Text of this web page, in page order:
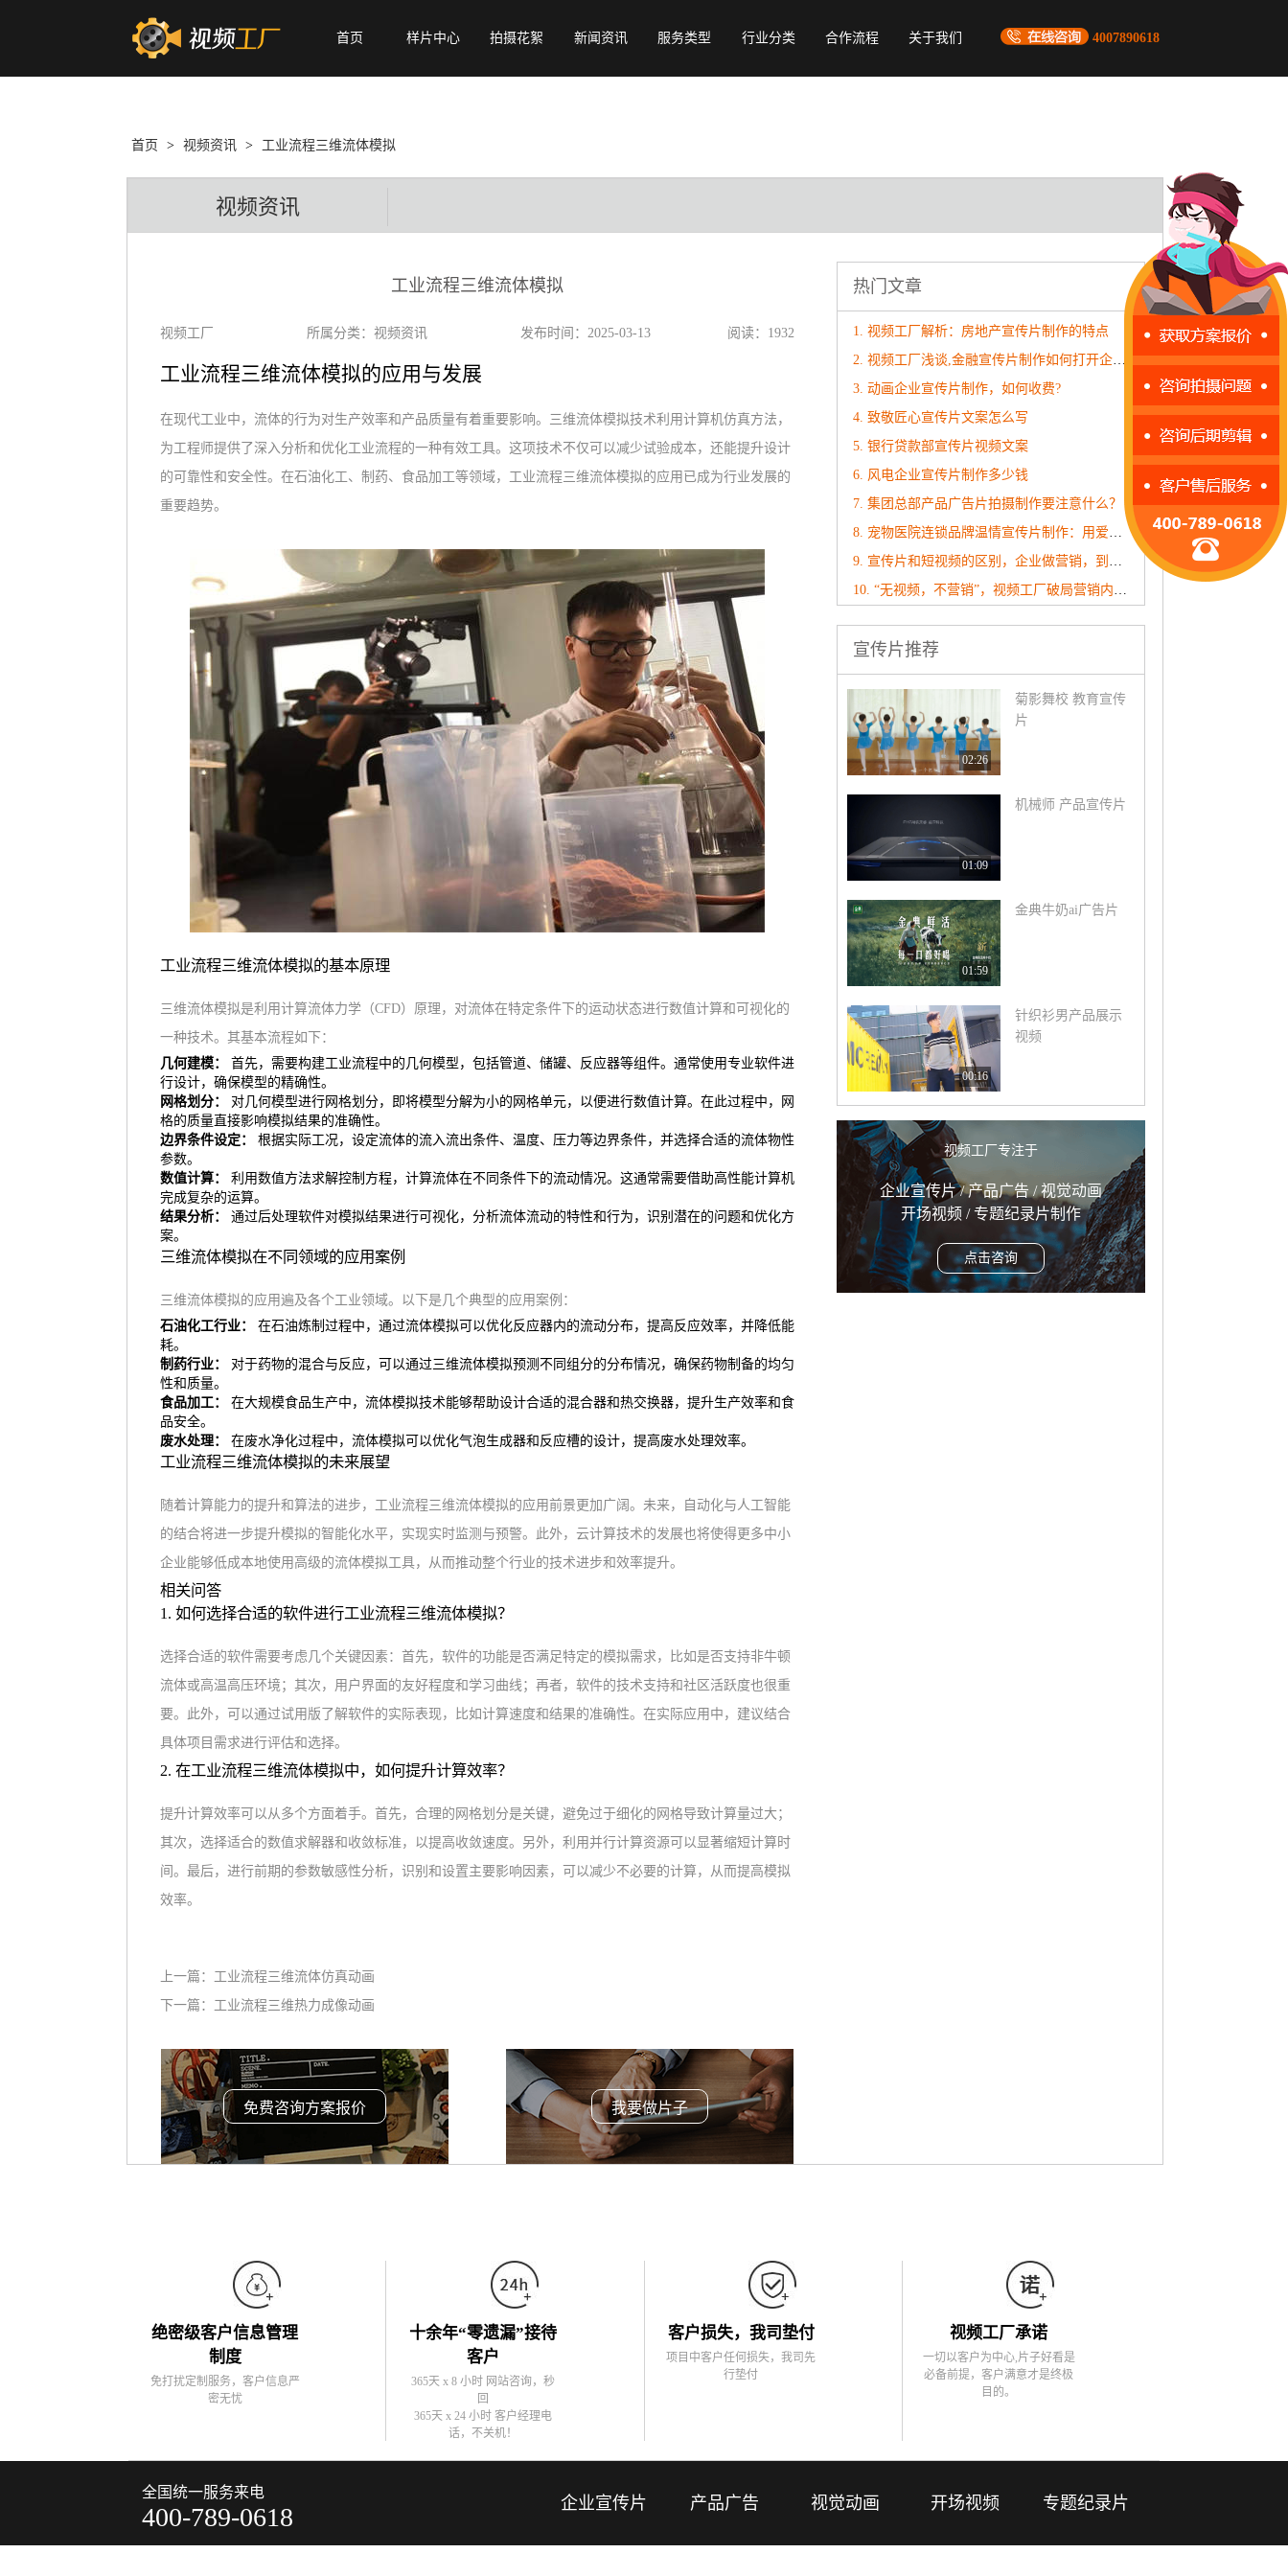
首页 样片中心 拍摄花絮 新闻资讯 服务类型
专题纪录片
行业分类
展会会议视频
合作流程 关于我们 4007890618
首页 > 视频资讯 > 工业流程三维流体模拟
视频资讯
工业流程三维流体模拟
视频工厂 所属分类：视频资讯 发布时间：2025-03-13 阅读：1932
工业流程三维流体模拟的应用与发展
在现代工业中，流体的行为对生产效率和产品质量有着重要影响。三维流体模拟技术利用计算机仿真方法，
为工程师提供了深入分析和优化工业流程的一种有效工具。这项技术不仅可以减少试验成本，还能提升设计
的可靠性和安全性。在石油化工、制药、食品加工等领域，工业流程三维流体模拟的应用已成为行业发展的
重要趋势。
工业流程三维流体模拟的基本原理
三维流体模拟是利用计算流体力学（CFD）原理，对流体在特定条件下的运动状态进行数值计算和可视化的
一种技术。其基本流程如下：
几何建模： 首先，需要构建工业流程中的几何模型，包括管道、储罐、反应器等组件。通常使用专业软件进
行设计，确保模型的精确性。
网格划分： 对几何模型进行网格划分，即将模型分解为小的网格单元，以便进行数值计算。在此过程中，网
格的质量直接影响模拟结果的准确性。
边界条件设定： 根据实际工况，设定流体的流入流出条件、温度、压力等边界条件，并选择合适的流体物性
参数。
数值计算： 利用数值方法求解控制方程，计算流体在不同条件下的流动情况。这通常需要借助高性能计算机
完成复杂的运算。
结果分析： 通过后处理软件对模拟结果进行可视化，分析流体流动的特性和行为，识别潜在的问题和优化方
案。
三维流体模拟在不同领域的应用案例
三维流体模拟的应用遍及各个工业领域。以下是几个典型的应用案例：
石油化工行业： 在石油炼制过程中，通过流体模拟可以优化反应器内的流动分布，提高反应效率，并降低能
耗。
制药行业： 对于药物的混合与反应，可以通过三维流体模拟预测不同组分的分布情况，确保药物制备的均匀
性和质量。
食品加工： 在大规模食品生产中，流体模拟技术能够帮助设计合适的混合器和热交换器，提升生产效率和食
品安全。
废水处理： 在废水净化过程中，流体模拟可以优化气泡生成器和反应槽的设计，提高废水处理效率。
工业流程三维流体模拟的未来展望
随着计算能力的提升和算法的进步，工业流程三维流体模拟的应用前景更加广阔。未来，自动化与人工智能
的结合将进一步提升模拟的智能化水平，实现实时监测与预警。此外，云计算技术的发展也将使得更多中小
企业能够低成本地使用高级的流体模拟工具，从而推动整个行业的技术进步和效率提升。
相关问答
1. 如何选择合适的软件进行工业流程三维流体模拟？
选择合适的软件需要考虑几个关键因素：首先，软件的功能是否满足特定的模拟需求，比如是否支持非牛顿
流体或高温高压环境；其次，用户界面的友好程度和学习曲线；再者，软件的技术支持和社区活跃度也很重
要。此外，可以通过试用版了解软件的实际表现，比如计算速度和结果的准确性。在实际应用中，建议结合
具体项目需求进行评估和选择。
2. 在工业流程三维流体模拟中，如何提升计算效率？
提升计算效率可以从多个方面着手。首先，合理的网格划分是关键，避免过于细化的网格导致计算量过大；
其次，选择适合的数值求解器和收敛标准，以提高收敛速度。另外，利用并行计算资源可以显著缩短计算时
间。最后，进行前期的参数敏感性分析，识别和设置主要影响因素，可以减少不必要的计算，从而提高模拟
效率。
上一篇： 工业流程三维流体仿真动画
下一篇： 工业流程三维热力成像动画
免费咨询方案报价 我要做片子
热门文章
1. 视频工厂解析：房地产宣传片制作的特点
2. 视频工厂浅谈,金融宣传片制作如何打开企业营销大门?
3. 动画企业宣传片制作，如何收费?
4. 致敬匠心宣传片文案怎么写
5. 银行贷款部宣传片视频文案
6. 风电企业宣传片制作多少钱
7. 集团总部产品广告片拍摄制作要注意什么？
8. 宠物医院连锁品牌温情宣传片制作：用爱与专业治愈每一个毛孩子
9. 宣传片和短视频的区别，企业做营销，到底该选哪个？
10. “无视频，不营销”，视频工厂破局营销内卷！
宣传片推荐
02:26
菊影舞校 教育宣传
片
01:09
机械师 产品宣传片
01:59
金典牛奶ai广告片
00:16
针织衫男产品展示
视频
视频工厂专注于
企业宣传片 / 产品广告 / 视觉动画
开场视频 / 专题纪录片制作
点击咨询
绝密级客户信息管理
制度
免打扰定制服务，客户信息严
密无忧
十余年“零遗漏”接待
客户
365天 x 8 小时 网站咨询，秒
回
365天 x 24 小时 客户经理电
话，不关机！
客户损失，我司垫付
项目中客户任何损失，我司先
行垫付
视频工厂承诺
一切以客户为中心,片子好看是
必备前提，客户满意才是终极
目的。
全国统一服务来电
400-789-0618 企业宣传片 产品广告 视觉动画 开场视频 专题纪录片